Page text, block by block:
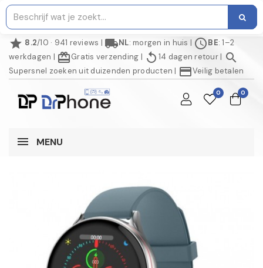
star 8.2/10 · 941 reviews | local_shippingNL: morgen in huis | scheduleBE: 1–2
werkdagen | redeemGratis verzending | replay 14 dagen retour| search
Supersnel zoeken uit duizenden producten | credit_cardVeilig betalen
0 0
MENU